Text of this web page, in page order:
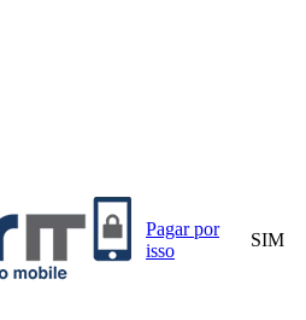
Pagar por
isso
SIM